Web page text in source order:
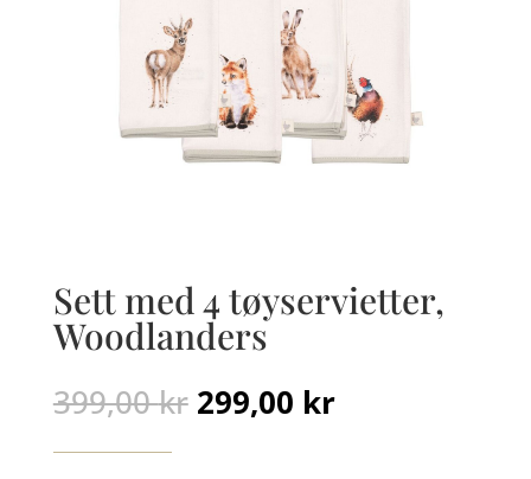
Sett med 4 tøyservietter,
Woodlanders
399,00kr Opprinnelig
pris
299,00 krNåværende